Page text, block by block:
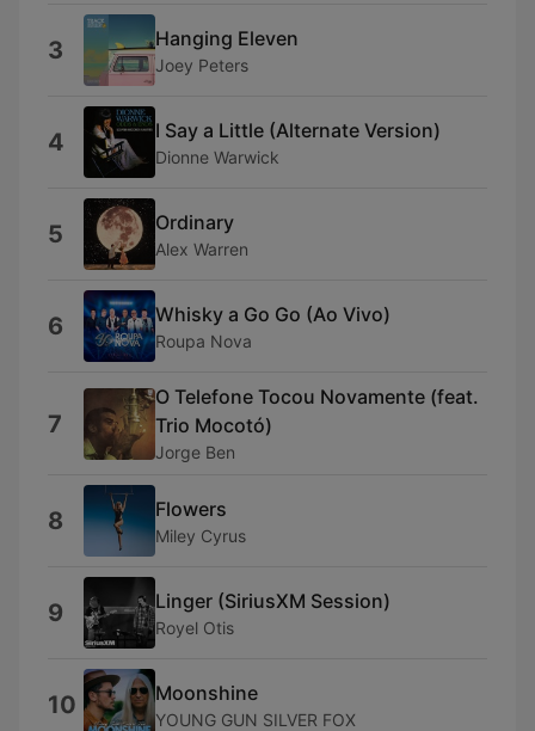
3 Hanging Eleven
Joey Peters
4 I Say a Little (Alternate Version)
Dionne Warwick
5 Ordinary
Alex Warren
6 Whisky a Go Go (Ao Vivo)
Roupa Nova
7
O Telefone Tocou Novamente (feat.
Trio Mocotó)
Jorge Ben
8 Flowers
Miley Cyrus
9 Linger (SiriusXM Session)
Royel Otis
10 Moonshine
YOUNG GUN SILVER FOX